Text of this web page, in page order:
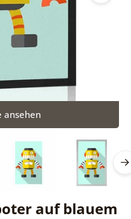
auf blauem
ansehen